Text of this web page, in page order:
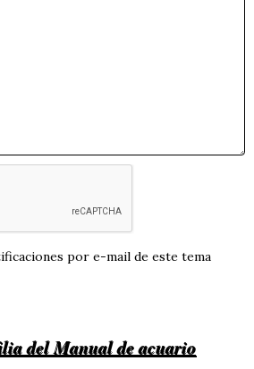
por e-mail de este tema
del Manual de acuario